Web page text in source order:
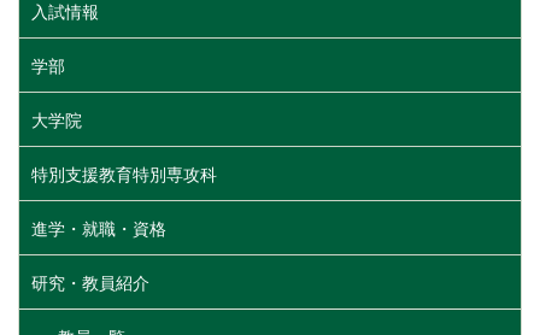
入試情報
学部
大学院
特別支援教育特別専攻科
進学・就職・資格
研究・教員紹介